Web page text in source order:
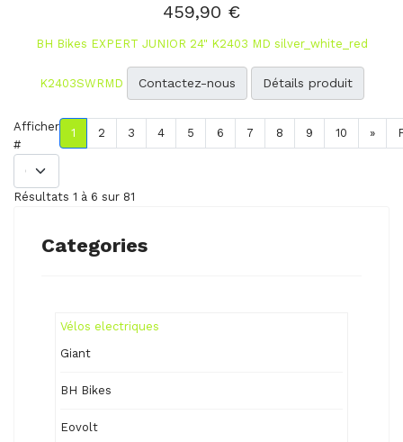
459,90 €
BH Bikes EXPERT JUNIOR 24" K2403 MD silver_white_red
K2403SWRMD Contactez-nous Détails produit
Afficher
#
1 2 3 4 5 6 7 8 9 10 »
Résultats 1 à 6 sur 81
Categories
Vélos electriques
Giant
BH Bikes
Eovolt